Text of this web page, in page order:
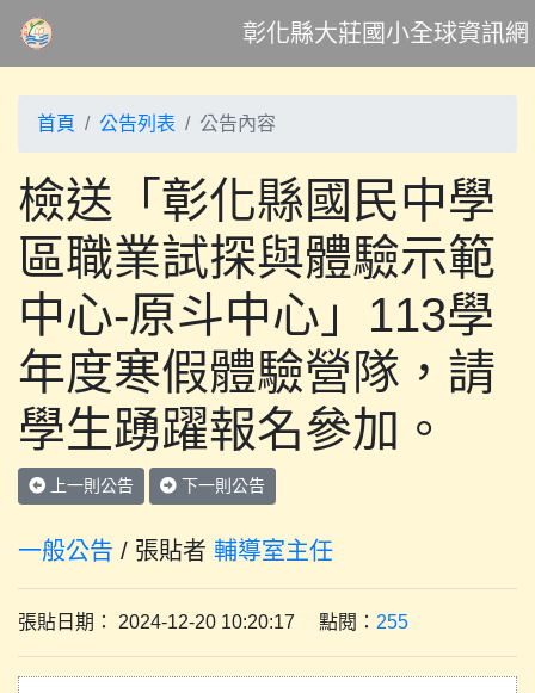
彰化縣大莊國小全球資訊網
首頁 公告列表 公告內容
檢送「彰化縣國民中學
區職業試探與體驗示範
中心-原斗中心」113學
年度寒假體驗營隊，請
學生踴躍報名參加。
上一則公告 下一則公告
一般公告 / 張貼者 輔導室主任
張貼日期： 2024-12-20 10:20:17 點閱： 255